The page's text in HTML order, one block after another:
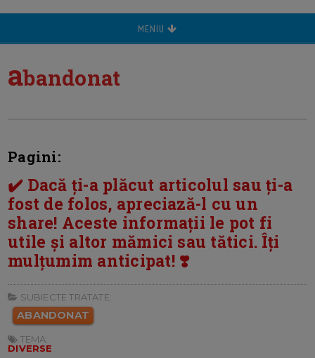
MENIU
abandonat
Pagini:
✔️ Dacă ți-a plăcut articolul sau ți-a
fost de folos, apreciază-l cu un
share! Aceste informații le pot fi
utile și altor mămici sau tătici. Îți
mulțumim anticipat! ❣️
SUBIECTE TRATATE:
ABANDONAT
TEMA:
DIVERSE